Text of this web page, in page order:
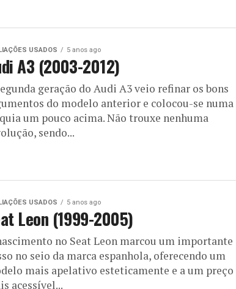
USADOS 5 anos ago
A3 (2003-2012)
geração do Audi A3 veio refinar os bons
do modelo anterior e colocou-se numa
um pouco acima. Não trouxe nenhuma
sendo...
USADOS 5 anos ago
Leon (1999-2005)
no Seat Leon marcou um importante
no seio da marca espanhola, oferecendo um
mais apelativo esteticamente e a um preço
acessível...